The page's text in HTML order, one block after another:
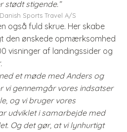
stødt stigende.”
Sports Travel A/S
også fuld skrue. Her skabe
den ønskede opmærksomhed
visninger af landingssider og
et møde med Anders og
vi gennemgår vores indsatser
og vi bruger vores
udviklet i samarbejde med
Og det gør, at vi lynhurtigt